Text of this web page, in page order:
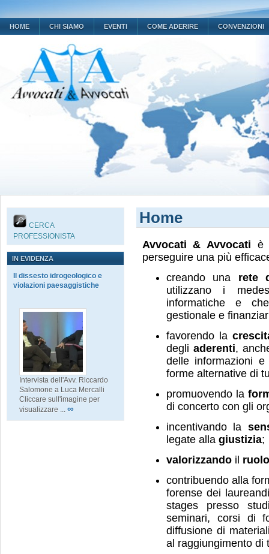
HOME CHI SIAMO EVENTI COME ADERIRE CONVENZIONI
CERCA
PROFESSIONISTA
IN EVIDENZA
Il dissesto idrogeologico e
violazioni paesaggistiche
Intervista dell'Avv. Riccardo
Salomone a Luca Mercalli
Cliccare sull'imagine per
visualizzare ... ∞
Home
Avvocati & Avvocati è
perseguire una più
creando una rete
utilizzano i
informatiche e
gestionale e
favorendo la
degli aderenti,
delle informazioni
forme alternative di
promuovendo la
di concerto con gli
incentivando la
legate alla giustizia;
valorizzandoil
contribuendo alla
forense dei
stages presso
seminari, corsi di
diffusione di
al raggiungimento di